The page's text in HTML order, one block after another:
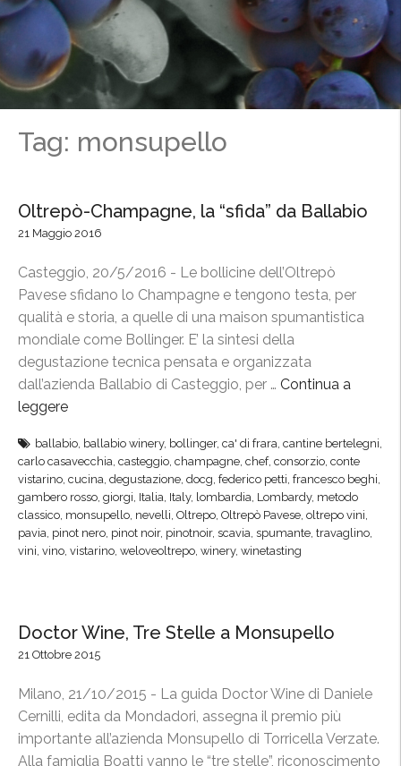
Tag: monsupello
Oltrepò-Champagne, la “sfida” da Ballabio
21 Maggio 2016
Casteggio, 20/5/2016 - Le bollicine dell’Oltrepò
Pavese sfidano lo Champagne e tengono testa, per
qualità e storia, a quelle di una maison spumantistica
mondiale come Bollinger. E’ la sintesi della
degustazione tecnica pensata e organizzata
dall’azienda Ballabio di Casteggio, per … Continua a
leggere
l
t
r
e
p
h
a
p
a
g
ballabio, ballabio winery, bollinger, ca' di frara, cantine bertelegni,
carlo casavecchia, casteggio, champagne, chef, consorzio, conte
vistarino, cucina, degustazione, docg, federico petti, francesco beghi,
gambero rosso, giorgi, Italia, Italy, lombardia, Lombardy, metodo
classico, monsupello, nevelli, Oltrepo, Oltrepò Pavese, oltrepo vini,
pavia, pinot nero, pinot noir, pinotnoir, scavia, spumante, travaglino,
vini, vino, vistarino, weloveoltrepo, winery, winetasting
Doctor Wine, Tre Stelle a Monsupello
21 Ottobre 2015
Milano, 21/10/2015 - La guida Doctor Wine di Daniele
Cernilli, edita da Mondadori, assegna il premio più
importante all’azienda Monsupello di Torricella Verzate.
Alla famiglia Boatti vanno le “tre stelle”, riconoscimento